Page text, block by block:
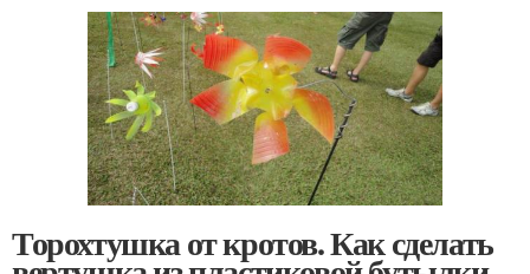
Торохтушка от кротов. Как сделать